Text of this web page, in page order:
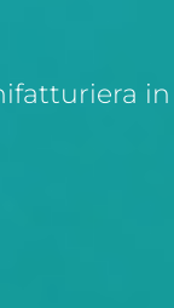
in